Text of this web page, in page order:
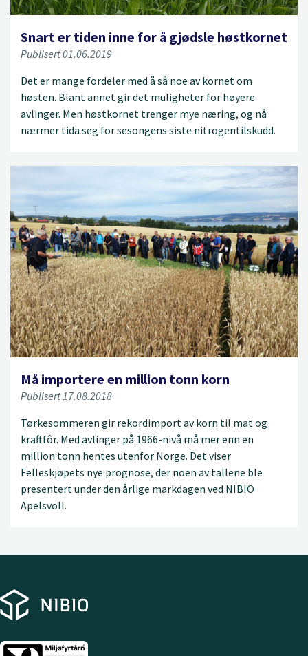
Snart er tiden inne for å gjødsle høstkornet
Publisert 01.06.2019
Det er mange fordeler med å så noe av kornet om
høsten. Blant annet gir det muligheter for høyere
avlinger. Men høstkornet trenger mye næring, og nå
nærmer tida seg for sesongens siste nitrogentilskudd.
Må importere en million tonn korn
Publisert 17.08.2018
Tørkesommeren gir rekordimport av korn til mat og
kraftfôr. Med avlinger på 1966-nivå må mer enn en
million tonn hentes utenfor Norge. Det viser
Felleskjøpets nye prognose, der noen av tallene ble
presentert under den årlige markdagen ved NIBIO
Apelsvoll.